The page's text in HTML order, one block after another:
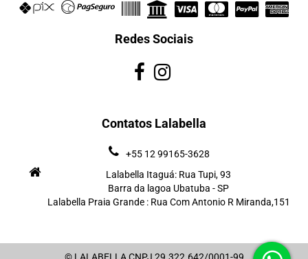
Redes Sociais
Contatos Lalabella
+55 12 99165-3628
Lalabella Itaguá: Rua Tupi, 93
Barra da lagoa Ubatuba - SP
Lalabella Praia Grande : Rua Com Antonio R Miranda,151
© LALABELLA CNPJ 29.322.642/0001-99